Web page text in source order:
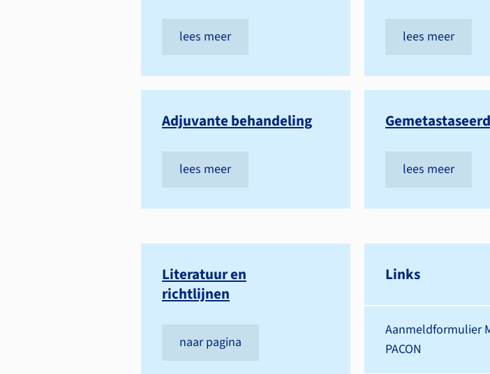
lees meer lees meer
Adjuvante behandeling
lees meer
Gemetastaseerd
lees meer
Literatuur en
richtlijnen
naar pagina
Links
Aanmeldformulier
PACON